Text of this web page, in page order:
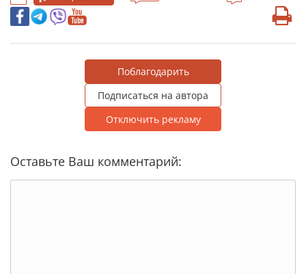
Поблагодарить
Подписаться на автора
Отключить рекламу
Оставьте Ваш комментарий: